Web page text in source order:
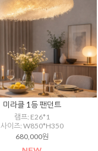
미라클 1등 팬던트
램프: E26*1
사이즈: W850*H350
680,000원